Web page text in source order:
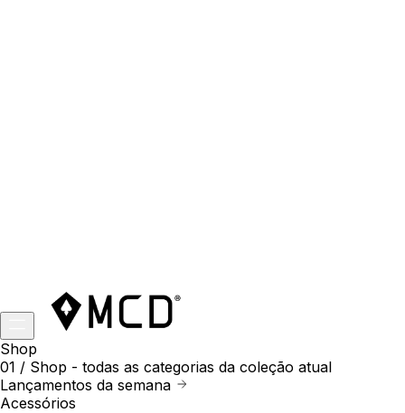
Shop
01 / Shop - todas as categorias da coleção atual
Lançamentos da semana
Acessórios